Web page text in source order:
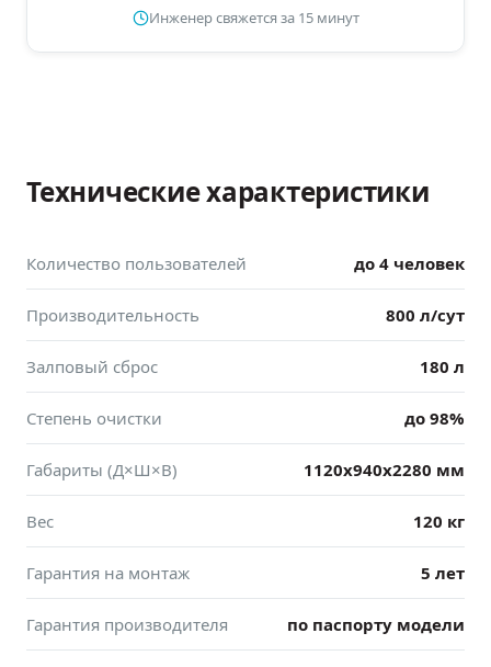
Инженер свяжется за 15 минут
Технические характеристики
Количество пользователей до 4 человек
Производительность 800 л/сут
Залповый сброс 180 л
Степень очистки до 98%
Габариты (Д×Ш×В) 1120x940x2280 мм
Вес 120 кг
Гарантия на монтаж 5 лет
Гарантия производителя по паспорту модели